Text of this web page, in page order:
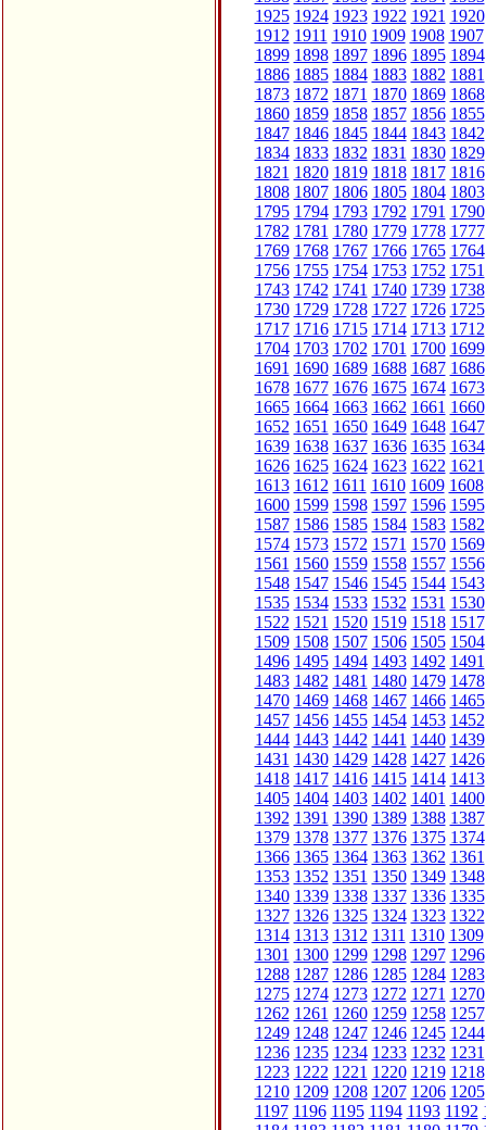
1925 1924 1923 1922 1921 1920
1912 1911 1910 1909 1908 1907
1899 1898 1897 1896 1895 1894
1886 1885 1884 1883 1882 1881
1873 1872 1871 1870 1869 1868
1860 1859 1858 1857 1856 1855
1847 1846 1845 1844 1843 1842
1834 1833 1832 1831 1830 1829
1821 1820 1819 1818 1817 1816
1808 1807 1806 1805 1804 1803
1795 1794 1793 1792 1791 1790
1782 1781 1780 1779 1778 1777
1769 1768 1767 1766 1765 1764
1756 1755 1754 1753 1752 1751
1743 1742 1741 1740 1739 1738
1730 1729 1728 1727 1726 1725
1717 1716 1715 1714 1713 1712
1704 1703 1702 1701 1700 1699
1691 1690 1689 1688 1687 1686
1678 1677 1676 1675 1674 1673
1665 1664 1663 1662 1661 1660
1652 1651 1650 1649 1648 1647
1639 1638 1637 1636 1635 1634
1626 1625 1624 1623 1622 1621
1613 1612 1611 1610 1609 1608
1600 1599 1598 1597 1596 1595
1587 1586 1585 1584 1583 1582
1574 1573 1572 1571 1570 1569
1561 1560 1559 1558 1557 1556
1548 1547 1546 1545 1544 1543
1535 1534 1533 1532 1531 1530
1522 1521 1520 1519 1518 1517
1509 1508 1507 1506 1505 1504
1496 1495 1494 1493 1492 1491
1483 1482 1481 1480 1479 1478
1470 1469 1468 1467 1466 1465
1457 1456 1455 1454 1453 1452
1444 1443 1442 1441 1440 1439
1431 1430 1429 1428 1427 1426
1418 1417 1416 1415 1414 1413
1405 1404 1403 1402 1401 1400
1392 1391 1390 1389 1388 1387
1379 1378 1377 1376 1375 1374
1366 1365 1364 1363 1362 1361
1353 1352 1351 1350 1349 1348
1340 1339 1338 1337 1336 1335
1327 1326 1325 1324 1323 1322
1314 1313 1312 1311 1310 1309
1301 1300 1299 1298 1297 1296
1288 1287 1286 1285 1284 1283
1275 1274 1273 1272 1271 1270
1262 1261 1260 1259 1258 1257
1249 1248 1247 1246 1245 1244
1236 1235 1234 1233 1232 1231
1223 1222 1221 1220 1219 1218
1210 1209 1208 1207 1206 1205
1197 1196 1195 1194 1193 1192